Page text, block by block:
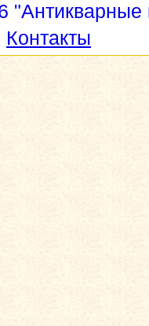
"Антикварные
Контакты